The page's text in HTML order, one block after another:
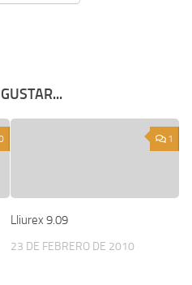
1
Lliurex 9.09
23 DE FEBRERO DE 2010